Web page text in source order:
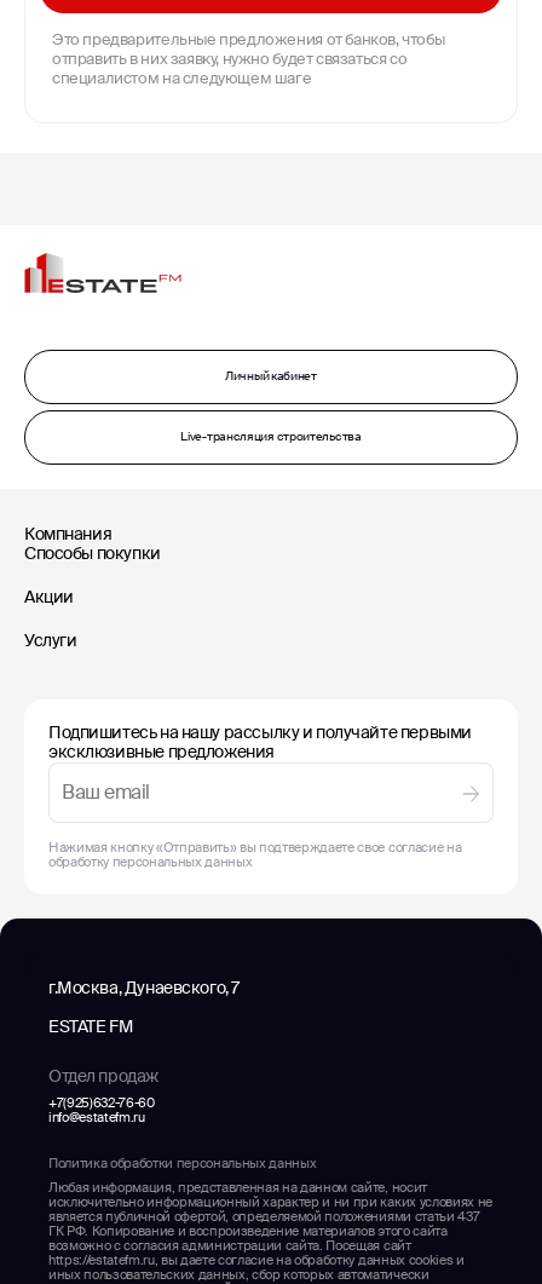
Это предварительные предложения от банков, чтобы
отправить в них заявку, нужно будет связаться со
специалистом на следующем шаге
Личный кабинет
Live-трансляция строительства
Компнания
Способы покупки
Акции
Услуги
Подпишитесь на нашу рассылку и получайте первыми
эксклюзивные предложения
Нажимая кнопку «Отправить» вы подтверждаете свое согласие на
обработку персональных данных
г.Москва, Дунаевского, 7
ESTATE FM
Отдел продаж
+7(925)632-76-60
info@estatefm.ru
Политика обработки персональных данных
Любая информация, представленная на данном сайте, носит
исключительно информационный характер и ни при каких условиях не
является публичной офертой, определяемой положениями статьи 437
ГК РФ. Копирование и воспроизведение материалов этого сайта
возможно с согласия администрации сайта. Посещая сайт
https://estatefm.ru, вы даете согласие на обработку данных cookies и
иных пользовательских данных, сбор которых автоматически